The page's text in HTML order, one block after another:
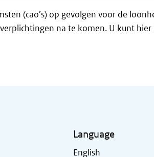
(cao’s) op gevolgen voor de
na te komen. U kunt
Language
English